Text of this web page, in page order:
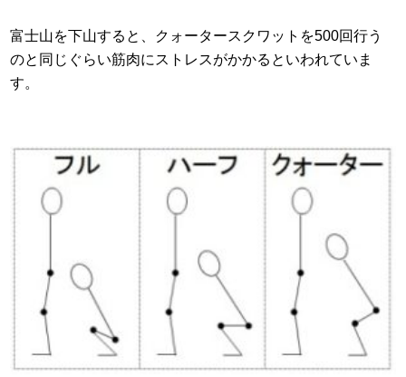
富士山を下山すると、クォータースクワットを500回行う
のと同じぐらい筋肉にストレスがかかるといわれていま
す。